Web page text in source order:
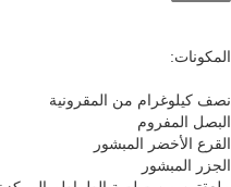
المكونات:
نصف كيلوغرام من المقرونية
البصل المفروم
القرع الأخضر المبشور
الجزر المبشور